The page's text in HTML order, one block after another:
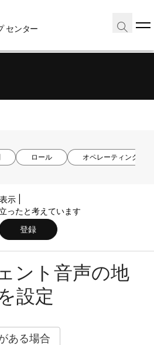
センター
ロール オペレーティング シ
示 |
ったと考えています
登録
ント音声の地
設定
ある場合